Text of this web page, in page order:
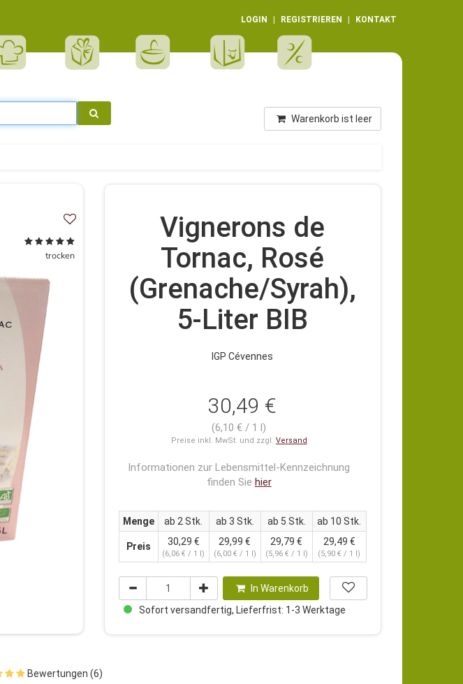
LOGIN REGISTRIEREN KONTAKT
Warenkorb ist leer
trocken
Vignerons de
Tornac, Rosé
(Grenache/Syrah),
5-Liter BIB
IGP Cévennes
30,49 €
(6,10 € / 1 l)
Preise inkl. MwSt. und zzgl. Versand
Informationen zur Lebensmittel-Kennzeichnung
finden Sie hier
Menge ab 2 Stk. ab 3 Stk. ab 5 Stk. ab 10 Stk.
Preis 30,29 €
(6,06 € / 1 l)
29,99 €
(6,00 € / 1 l)
29,79 €
(5,96 € / 1 l)
29,49 €
(5,90 € / 1 l)
In Warenkorb
Sofort versandfertig, Lieferfrist: 1-3 Werktage
Bewertungen (6)